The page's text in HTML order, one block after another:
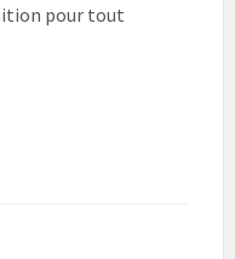
pour tout